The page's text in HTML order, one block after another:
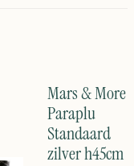
Mars & More
Paraplu
Standaard
zilver h45cm